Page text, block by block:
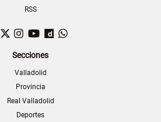
RSS
Facebook
TwitterInstagram
YouTubeDailymotion
Secciones
Valladolid
Provincia
Real Valladolid
Deportes